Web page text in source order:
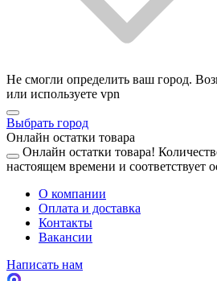
Не смогли определить ваш город.
или используете vpn
Выбрать город
Онлайн остатки товара
Онлайн остатки товара!
настоящем времени и соответствует
О компании
Оплата и доставка
Контакты
Вакансии
Написать нам